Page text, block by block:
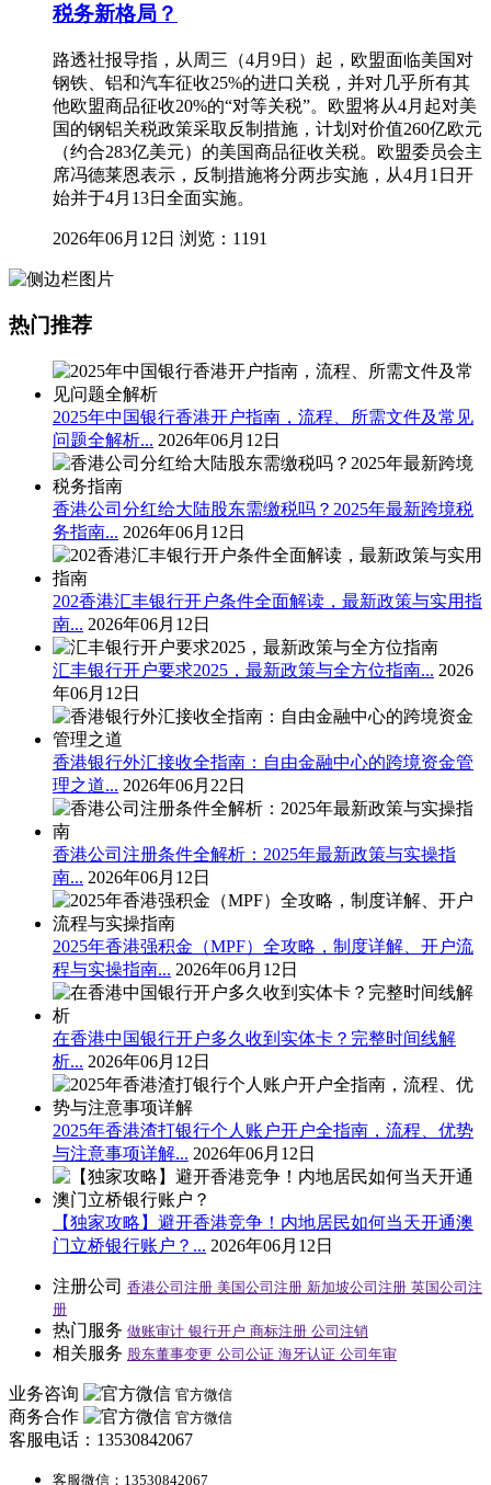
税务新格局？
路透社报导指，从周三（4月9日）起，欧盟面临美国对
钢铁、铝和汽车征收25%的进口关税，并对几乎所有其
他欧盟商品征收20%的“对等关税”。欧盟将从4月起对美
国的钢铝关税政策采取反制措施，计划对价值260亿欧元
（约合283亿美元）的美国商品征收关税。欧盟委员会主
席冯德莱恩表示，反制措施将分两步实施，从4月1日开
始并于4月13日全面实施。
2026年06月12日 浏览：1191
热门推荐
2025年中国银行香港开户指南，流程、所需文件及常见
问题全解析... 2026年06月12日
香港公司分红给大陆股东需缴税吗？2025年最新跨境税
务指南... 2026年06月12日
202香港汇丰银行开户条件全面解读，最新政策与实用指
南... 2026年06月12日
汇丰银行开户要求2025，最新政策与全方位指南... 2026
年06月12日
香港银行外汇接收全指南：自由金融中心的跨境资金管
理之道... 2026年06月22日
香港公司注册条件全解析：2025年最新政策与实操指
南... 2026年06月12日
2025年香港强积金（MPF）全攻略，制度详解、开户流
程与实操指南... 2026年06月12日
在香港中国银行开户多久收到实体卡？完整时间线解
析... 2026年06月12日
2025年香港渣打银行个人账户开户全指南，流程、优势
与注意事项详解... 2026年06月12日
【独家攻略】避开香港竞争！内地居民如何当天开通澳
门立桥银行账户？... 2026年06月12日
注册公司 香港公司注册 美国公司注册 新加坡公司注册 英国公司注
册
热门服务 做账审计 银行开户 商标注册 公司注销
相关服务 股东董事变更 公司公证 海牙认证 公司年审
业务咨询 官方微信
商务合作 官方微信
客服电话：13530842067
客服微信：13530842067